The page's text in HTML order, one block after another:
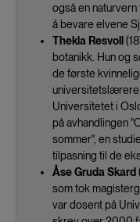
også en
å bevare elvene
Thekla Resvoll
botanikk. Hun og
de første
Universitetet i
på avhandlingen
sommer", en
tilpasning til de
Åse Gruda Skard
som tok
var dosent på